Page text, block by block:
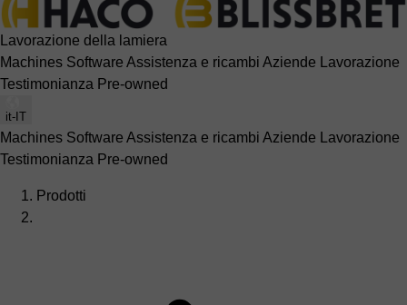
Lavorazione della lamiera
Machines Software Assistenza e ricambi Aziende
Lavorazione
Testimonianza Pre-owned
it-IT
Machines Software Assistenza e ricambi Aziende
Lavorazione
Testimonianza Pre-owned
Prodotti